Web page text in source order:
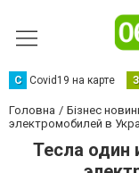
С Сovid19 на карте З
Головна Бізнес
электромобилей в
Тесла один